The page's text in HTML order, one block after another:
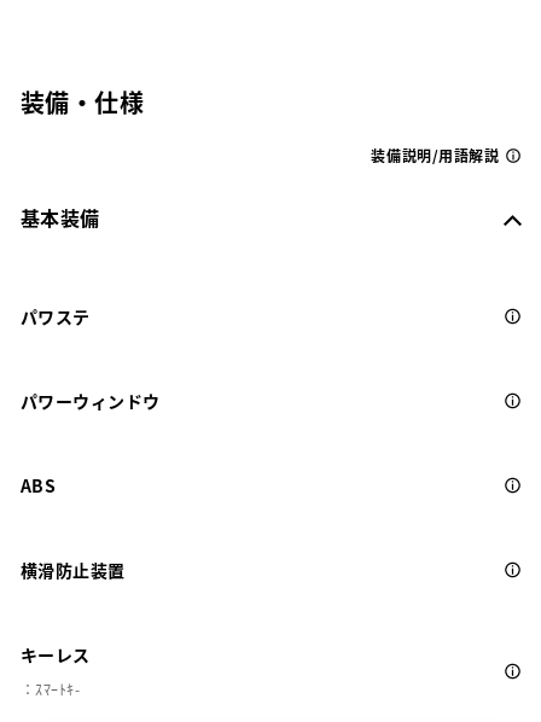
装備・仕様
装備説明/用語解説
基本装備
パワステ
パワーウィンドウ
ABS
横滑防止装置
キーレス
：ｽﾏｰﾄｷ-